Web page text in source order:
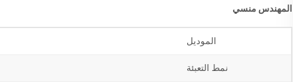
المهندس منسي
الموديل
نمط التعبئة